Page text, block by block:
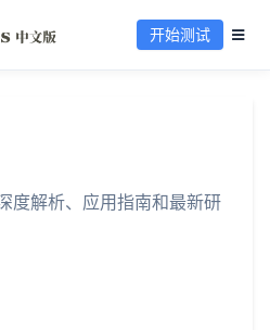
开始测试
度解析、应用指南和最新研